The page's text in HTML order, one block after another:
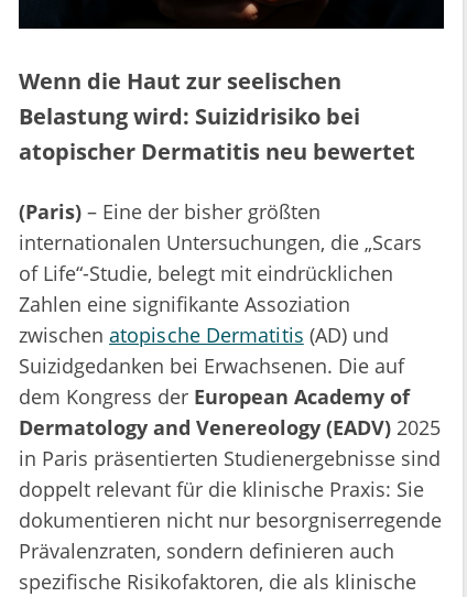
Wenn die Haut zur seelischen
Belastung wird: Suizidrisiko bei
atopischer Dermatitis neu bewertet
(Paris) – Eine der bisher größten
internationalen Untersuchungen, die „Scars
of Life“-Studie, belegt mit eindrücklichen
Zahlen eine signifikante Assoziation
zwischen atopische Dermatitis (AD) und
Suizidgedanken bei Erwachsenen. Die auf
dem Kongress der European Academy of
Dermatology and Venereology (EADV) 2025
in Paris präsentierten Studienergebnisse sind
doppelt relevant für die klinische Praxis: Sie
dokumentieren nicht nur besorgniserregende
Prävalenzraten, sondern definieren auch
spezifische Risikofaktoren, die als klinische